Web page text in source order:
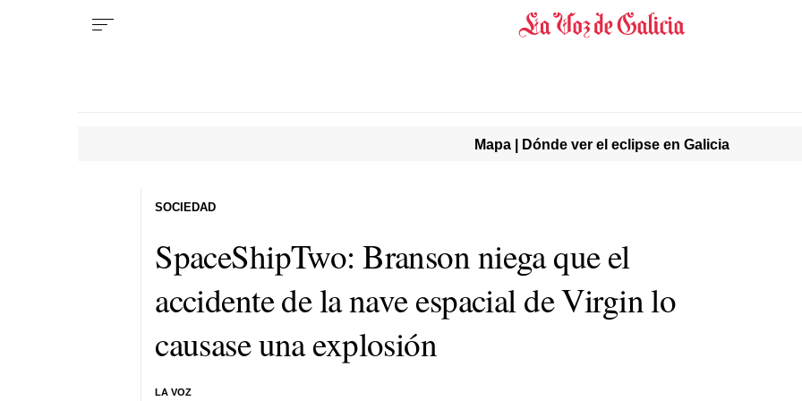
Mapa | Dónde ver el eclipse en Galicia
SpaceShipTwo: Branson niega que el
accidente de la nave espacial de Virgin lo
causase una explosión
LA VOZ
SOCIEDAD